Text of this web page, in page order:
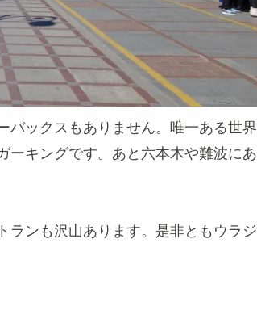
バックスもありません。唯一ある世界
ーキングです。あと六本木や難波にあ
ランも沢山あります。是非ともウラジ